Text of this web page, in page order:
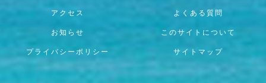
アクセス よくある質問
お知らせ このサイトについて
プライバシーポリシー サイトマップ